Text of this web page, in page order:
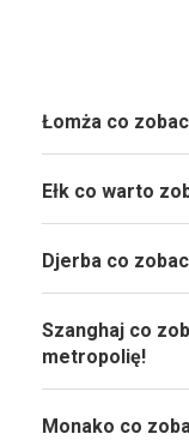
Łomża co
Ełk co warto
Djerba co
Szanghaj co
metropolię!
Monako co